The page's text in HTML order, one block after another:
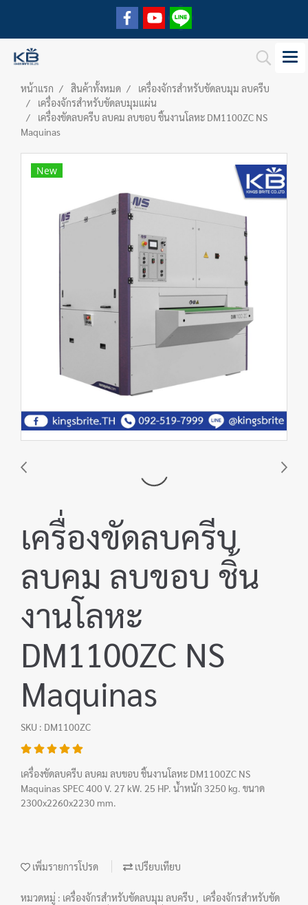
หน้าแรก สินค้าทั้งหมด
เครื่องจักรสำหรับขัดลบมุม ลบครีบ
เครื่องจักรสำหรับขัดลบมุมแผ่น
เครื่องขัดลบครีบ ลบคม ลบขอบ ชิ้นงานโลหะ DM1100ZC NS
Maquinas
New
เครื่องขัดลบครีบ
ลบคม ลบขอบ ชิ้น
งานโลหะ
DM1100ZC NS
Maquinas
SKU : DM1100ZC
เครื่องขัดลบครีบ ลบคม ลบขอบ ชิ้นงานโลหะ DM1100ZC NS
Maquinas SPEC 400 V. 27 kW. 25 HP. น้ำหนัก 3250 kg. ขนาด
2300x2260x2230 mm.
เพิ่มรายการโปรด เปรียบเทียบ
หมวดหมู่ : เครื่องจักรสำหรับขัดลบมุม ลบครีบ , เครื่องจักรสำหรับขัด